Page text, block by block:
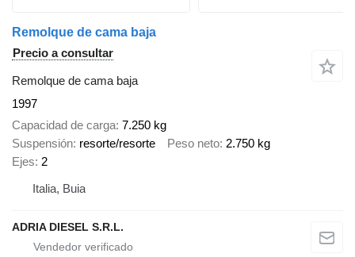
Remolque de cama baja
Precio a consultar
Remolque de cama baja
1997
Capacidad de carga 7.250 kg
Suspensión resorte/resorte Peso neto 2.750 kg
Ejes 2
Italia, Buia
ADRIA DIESEL S.R.L.